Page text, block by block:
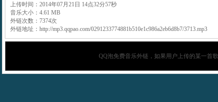
上传时间：2014年07月21日 14点32分57秒
音乐大小：4.61 MB
外链次数：7374次
外链地址：http://mp3.qqpao.com/0291233774881b510e1c986a2eb6d8b7/3713.mp3
QQ泡免费音乐外链，如果用户上传的某一首